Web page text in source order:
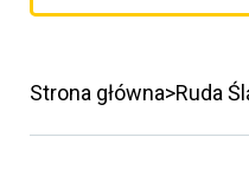
Strona główna Ruda